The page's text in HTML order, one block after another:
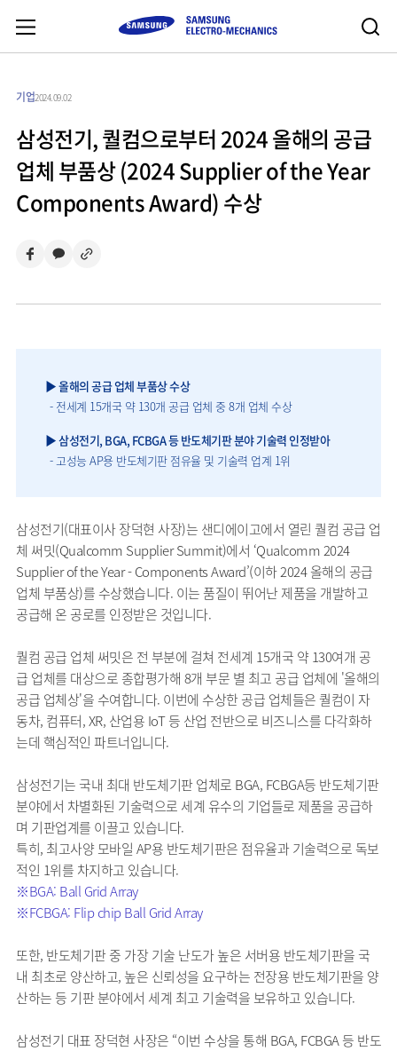
기업2024.09.02
삼성전기, 퀄컴으로부터 2024 올해의 공급
업체 부품상 (2024 Supplier of the Year
Components Award) 수상
▶ 올해의 공급 업체 부품상 수상
- 전세계 15개국 약 130개 공급 업체 중 8개 업체 수상
▶ 삼성전기, BGA, FCBGA 등 반도체기판 분야 기술력 인정받아
- 고성능 AP용 반도체기판 점유율 및 기술력 업계 1위
삼성전기(대표이사 장덕현 사장)는 샌디에이고에서 열린 퀄컴 공급 업
체 써밋(Qualcomm Supplier Summit)에서 ‘Qualcomm 2024
Supplier of the Year - Components Award’(이하 2024 올해의 공급
업체 부품상)를 수상했습니다. 이는 품질이 뛰어난 제품을 개발하고
공급해 온 공로를 인정받은 것입니다.
퀄컴 공급 업체 써밋은 전 부분에 걸쳐 전세계 15개국 약 130여개 공
급 업체를 대상으로 종합평가해 8개 부문 별 최고 공급 업체에 '올해의
공급 업체상'을 수여합니다. 이번에 수상한 공급 업체들은 퀄컴이 자
동차, 컴퓨터, XR, 산업용 IoT 등 산업 전반으로 비즈니스를 다각화하
는데 핵심적인 파트너입니다.
삼성전기는 국내 최대 반도체기판 업체로 BGA, FCBGA등 반도체기판
분야에서 차별화된 기술력으로 세계 유수의 기업들로 제품을 공급하
며 기판업계를 이끌고 있습니다.
특히, 최고사양 모바일 AP용 반도체기판은 점유율과 기술력으로 독보
적인 1위를 차지하고 있습니다.
※BGA: Ball Grid Array
※FCBGA: Flip chip Ball Grid Array
또한, 반도체기판 중 가장 기술 난도가 높은 서버용 반도체기판을 국
내 최초로 양산하고, 높은 신뢰성을 요구하는 전장용 반도체기판을 양
산하는 등 기판 분야에서 세계 최고 기술력을 보유하고 있습니다.
삼성전기 대표 장덕현 사장은 “이번 수상을 통해 BGA, FCBGA 등 반도